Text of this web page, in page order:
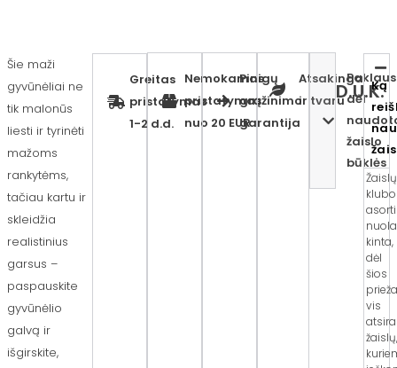
Šie maži
gyvūnėliai ne
tik malonūs
liesti ir tyrinėti
mažoms
rankytėms,
tačiau kartu ir
skleidžia
realistinius
garsus –
paspauskite
gyvūnėlio
galvą ir
išgirskite,
Greitas
pristatymas
1-2 d.d.
Nemokamas
pristatymas
nuo 20 EUR
Pinigų
grąžinimo
garantija
Atsakinga
ir tvarudėl
žaislo
būklės
D.U.K.
Ką
Žaislų
klubo
kinta,
dėl
šios
vis